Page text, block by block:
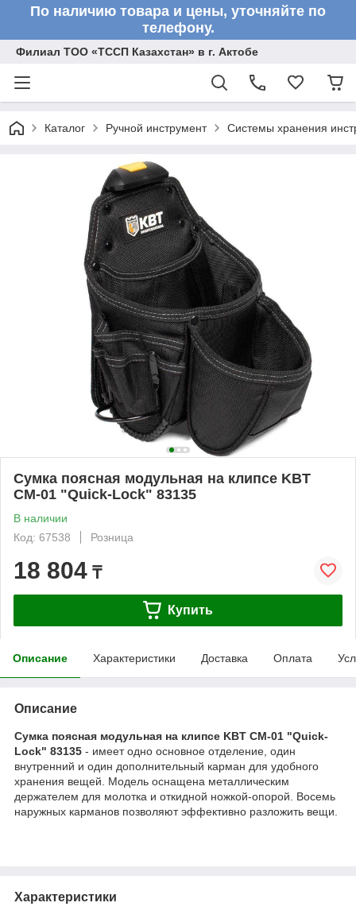
По наличию товара и цены, уточняйте по
телефону.
Филиал ТОО «ТССП Казахстан» в г. Актобе
Каталог Ручной инструмент Системы хранения
Сумка поясная модульная на клипсе KBT
СМ-01 "Quick-Lock" 83135
В наличии
Код: 67538
Розница
18 804 ₸
Купить
Описание Характеристики Доставка Оплата
Описание
Сумка поясная модульная на клипсе KBT СМ-01 "Quick-
Lock" 83135 - имеет одно основное отделение, один
внутренний и один дополнительный карман для удобного
хранения вещей. Модель оснащена металлическим
держателем для молотка и откидной ножкой-опорой. Восемь
наружных карманов позволяют эффективно разложить вещи.
Характеристики